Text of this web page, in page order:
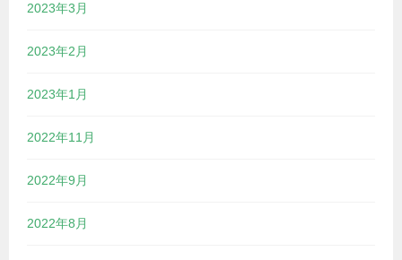
2023年3月
2023年2月
2023年1月
2022年11月
2022年9月
2022年8月